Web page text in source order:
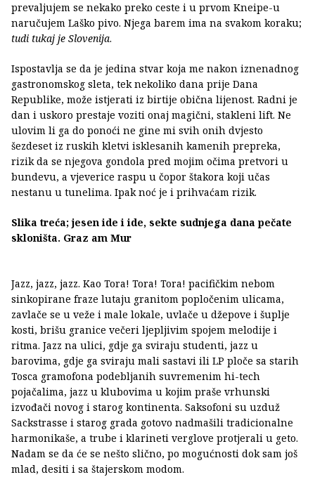
prevaljujem se nekako preko ceste i u prvom Kneipe-u
naručujem Laško pivo. Njega barem ima na svakom koraku;
tudi tukaj je Slovenija.
Ispostavlja se da je jedina stvar koja me nakon iznenadnog
gastronomskog sleta, tek nekoliko dana prije Dana
Republike, može istjerati iz birtije obična lijenost. Radni je
dan i uskoro prestaje voziti onaj magični, stakleni lift. Ne
ulovim li ga do ponoći ne gine mi svih onih dvjesto
šezdeset iz ruskih kletvi isklesanih kamenih prepreka,
rizik da se njegova gondola pred mojim očima pretvori u
bundevu, a vjeverice raspu u čopor štakora koji učas
nestanu u tunelima. Ipak noć je i prihvaćam rizik.
Slika treća; jesen ide i ide, sekte sudnjega dana pečate
skloništa. Graz am Mur
Jazz, jazz, jazz. Kao Tora! Tora! Tora! pacifičkim nebom
sinkopirane fraze lutaju granitom popločenim ulicama,
zavlače se u veže i male lokale, uvlače u džepove i šuplje
kosti, brišu granice večeri ljepljivim spojem melodije i
ritma. Jazz na ulici, gdje ga sviraju studenti, jazz u
barovima, gdje ga sviraju mali sastavi ili LP ploče sa starih
Tosca gramofona podebljanih suvremenim hi-tech
pojačalima, jazz u klubovima u kojim praše vrhunski
izvođači novog i starog kontinenta. Saksofoni su uzduž
Sackstrasse i starog grada gotovo nadmašili tradicionalne
harmonikaše, a trube i klarineti verglove protjerali u geto.
Nadam se da će se nešto slično, po mogućnosti dok sam još
mlad, desiti i sa štajerskom modom.